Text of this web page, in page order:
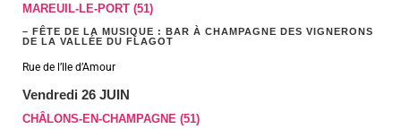
MAREUIL-LE-PORT (51)
– FÊTE DE LA MUSIQUE : BAR À CHAMPAGNE DES VIGNERONS
DE LA VALLÉE DU FLAGOT
Rue de l’Ile d’Amour
Vendredi 26 JUIN
CHÂLONS-EN-CHAMPAGNE (51)